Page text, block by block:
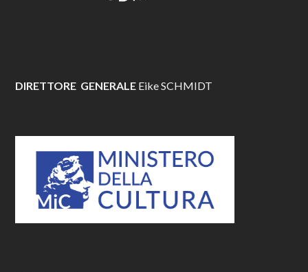
DIRETTORE GENERALE Eike SCHMIDT